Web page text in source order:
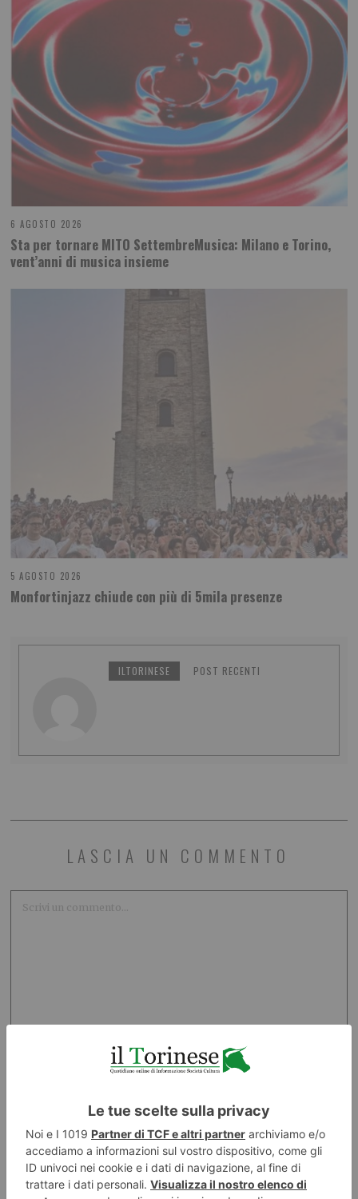
6 AGOSTO 2026
Sta per tornare MITO SettembreMusica: Milano e Torino,
vent’anni di musica insieme
5 AGOSTO 2026
Monfortinjazz chiude con più di 5mila presenze
ILTORINESE POST RECENTI
LASCIA UN COMMENTO